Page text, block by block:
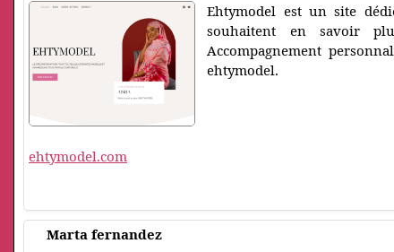
Ehtymodel est un site
souhaitent en savoir
Accompagnement
ehtymodel.
ehtymodel.com
Marta fernandez